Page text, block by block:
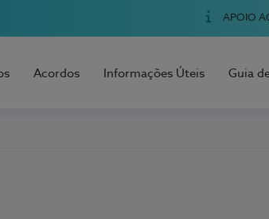
APOIO
Acordos Informações Úteis Guia